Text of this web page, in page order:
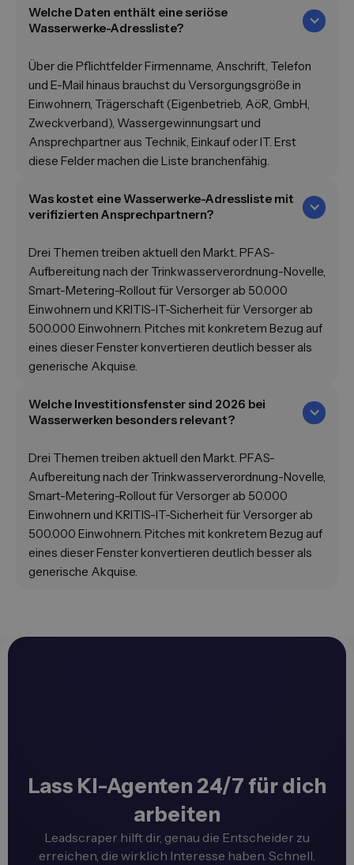
Welche Daten enthält eine seriöse
Wasserwerke-Adressliste?
Über die Pflichtfelder Firmenname, Anschrift, Telefon
und E-Mail hinaus brauchst du Versorgungsgröße in
Einwohnern, Trägerschaft (Eigenbetrieb, AöR, GmbH,
Zweckverband), Wassergewinnungsart und
Ansprechpartner aus Technik, Einkauf oder IT. Erst
diese Felder machen die Liste branchenfähig.
Was kostet eine Wasserwerke-Adressliste mit
verifizierten Ansprechpartnern?
Drei Themen treiben aktuell den Markt. PFAS-
Aufbereitung nach der Trinkwasserverordnung-Novelle,
Smart-Metering-Rollout für Versorger ab 50.000
Einwohnern und KRITIS-IT-Sicherheit für Versorger ab
500.000 Einwohnern. Pitches mit konkretem Bezug auf
eines dieser Fenster konvertieren deutlich besser als
generische Akquise.
Welche Investitionsfenster sind 2026 bei
Wasserwerken besonders relevant?
Drei Themen treiben aktuell den Markt. PFAS-
Aufbereitung nach der Trinkwasserverordnung-Novelle,
Smart-Metering-Rollout für Versorger ab 50.000
Einwohnern und KRITIS-IT-Sicherheit für Versorger ab
500.000 Einwohnern. Pitches mit konkretem Bezug auf
eines dieser Fenster konvertieren deutlich besser als
generische Akquise.
Lass KI-Agenten 24/7 für dich
arbeiten
Leadscraper hilft dir, genau die Entscheider zu
erreichen, die wirklich Interesse haben. Schnell.